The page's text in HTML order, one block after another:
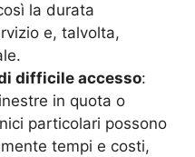
la durata
e, talvolta,
difficile accesso:
in quota o
particolari possono
tempi e costi,